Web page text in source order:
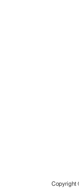
Copyright